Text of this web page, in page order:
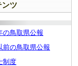
ンツ
の鳥取県公報
前の鳥取県公報
制度